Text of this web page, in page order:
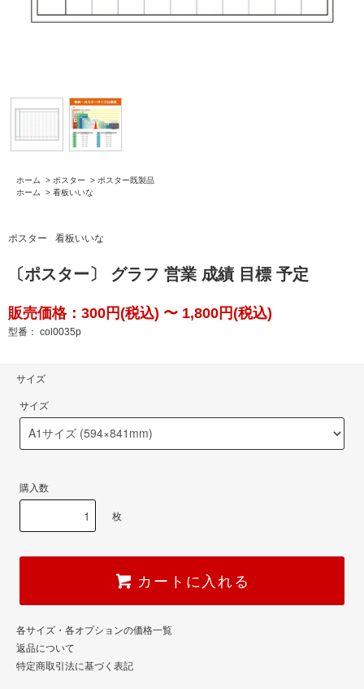
ホーム > ポスター > ポスター既製品
ホーム
> 看板いいな
ポスター 看板いいな
〔ポスター〕 グラフ 営業 成績 目標 予定
販売価格：300円(税込) 〜 1,800円(税込)
型番： col0035p
サイズ
サイズ
購入数
枚
カートに入れる
各サイズ・各オプションの価格一覧
返品について
特定商取引法に基づく表記